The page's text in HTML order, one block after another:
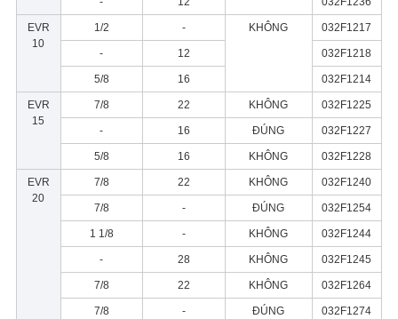
EVR
10
1/2 - KHÔNG 032F1217
- 12 032F1218
5/8 16 032F1214
EVR
15
7/8 22 KHÔNG 032F1225
- 16 ĐÚNG 032F1227
5/8 16 KHÔNG 032F1228
EVR
20
7/8 22 KHÔNG 032F1240
7/8 - ĐÚNG 032F1254
1 1/8 - KHÔNG 032F1244
- 28 KHÔNG 032F1245
7/8 22 KHÔNG 032F1264
7/8 - ĐÚNG 032F1274